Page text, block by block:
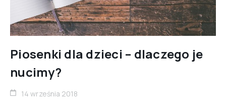
Piosenki dla dzieci – dlaczego je
nucimy?
14 września 2018